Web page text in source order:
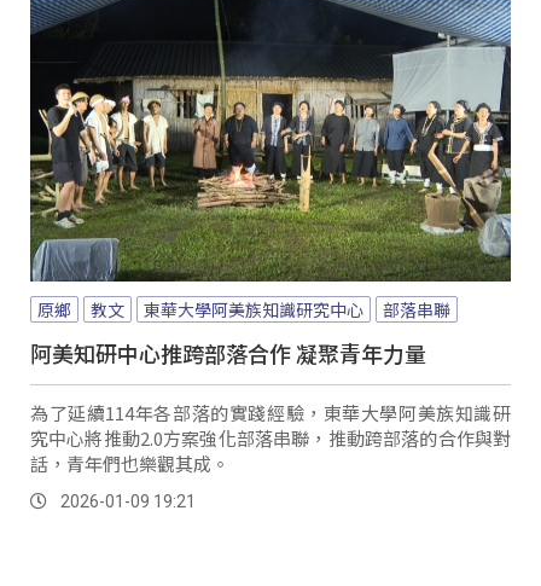
原鄉 教文 東華大學阿美族知識研究中心 部落串聯
阿美知研中心推跨部落合作 凝聚青年力量
為了延續114年各部落的實踐經驗，東華大學阿美族知識研
究中心將推動2.0方案強化部落串聯，推動跨部落的合作與對
話，青年們也樂觀其成。
2026-01-09 19:21